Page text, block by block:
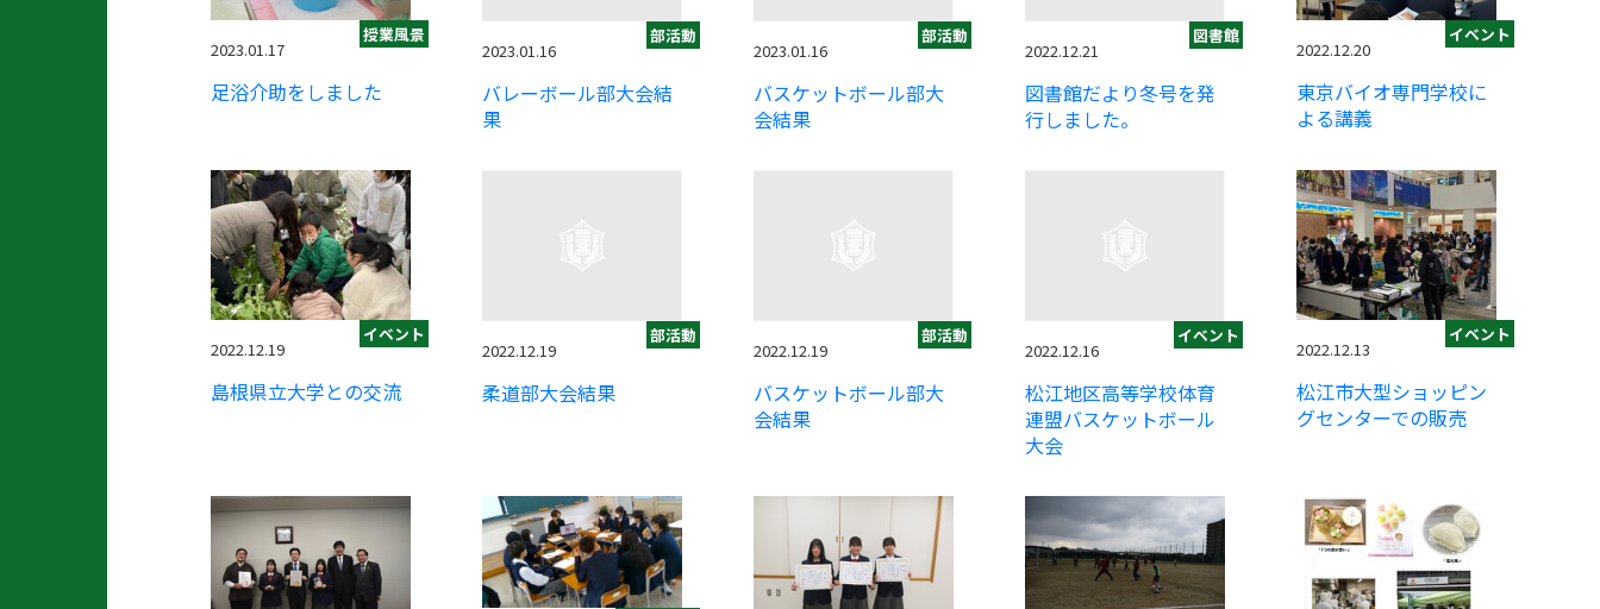
授業風景
2023.01.17
足浴介助をしました
部活動
2023.01.16
バレーボール部大会結
果
部活動
2023.01.16
バスケットボール部大
会結果
図書館
2022.12.21
図書館だより冬号を発
行しました。
イベント
2022.12.20
東京バイオ専門学校に
よる講義
イベント
2022.12.19
島根県立大学との交流
部活動
2022.12.19
柔道部大会結果
部活動
2022.12.19
バスケットボール部大
会結果
イベント
2022.12.16
松江地区高等学校体育
連盟バスケットボール
大会
イベント
2022.12.13
松江市大型ショッピン
グセンターでの販売